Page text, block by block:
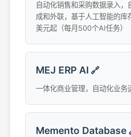
自动化销售和采购数据录入，
成和外联，基于人工智能的库
美元起（每月500个AI任务）
MEJ ERP AI 🔗
一体化商业管理，自动化业务
Memento Database